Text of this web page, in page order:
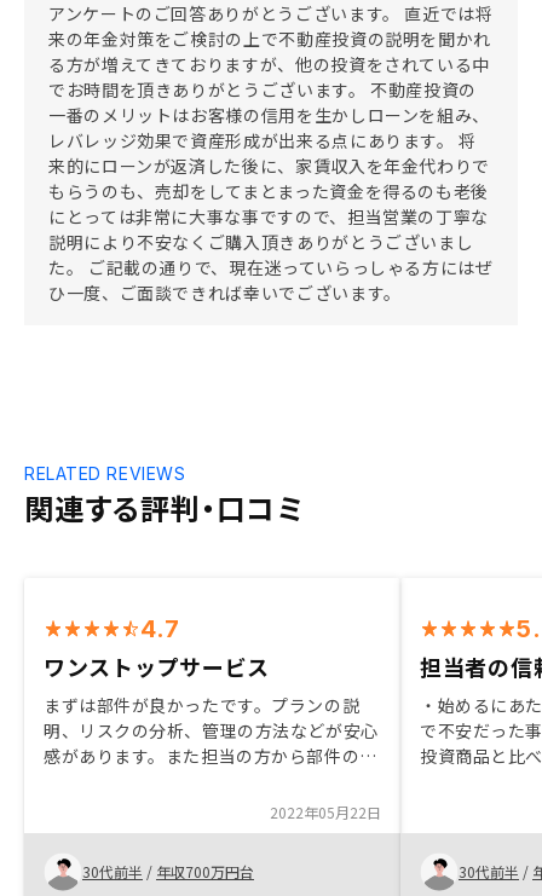
アンケートのご回答ありがとうございます。 直近では将
来の年金対策をご検討の上で不動産投資の説明を聞かれ
る方が増えてきておりますが、他の投資をされている中
でお時間を頂きありがとうございます。 不動産投資の
一番のメリットはお客様の信用を生かしローンを組み、
レバレッジ効果で資産形成が出来る点にあります。 将
来的にローンが返済した後に、家賃収入を年金代わりで
もらうのも、売却をしてまとまった資金を得るのも老後
にとっては非常に大事な事ですので、担当営業の丁寧な
説明により不安なくご購入頂きありがとうございまし
た。 ご記載の通りで、現在迷っていらっしゃる方にはぜ
ひ一度、ご面談できれば幸いでございます。
関連する評判・口コミ
RELATED REVIEWS
4.7
ワンストップサービス
まずは部件が良かったです。プランの説
明、リスクの分析、管理の方法などが安心
感があります。また担当の方から部件の見
い部件を一緒に見つけていく気持ちをすご
くかんじました。
2022年05月22日
30代前半 / 年収700万円台
担当者の信
・始めるにあ
で不安だった
投資商品と比
た点 ・担当者
信頼できた点
30代前半 /